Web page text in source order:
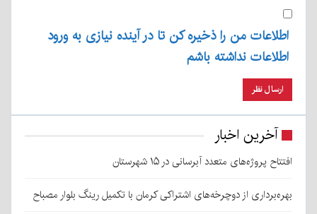
اطلاعات من را ذخیره کن تا در آینده نیازی به ورود
اطلاعات نداشته باشم
آخرین اخبار
افتتاح پروژه‌های متعدد آبرسانی در ۱۵ شهرستان
بهره‌برداری از دوچرخه‌های اشتراکی کرمان با تکمیل رینگ بلوار مصباح